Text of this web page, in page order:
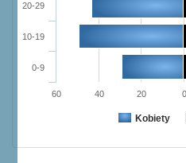
Kobiety
0-9
10-19
20-29
60 40 20 0